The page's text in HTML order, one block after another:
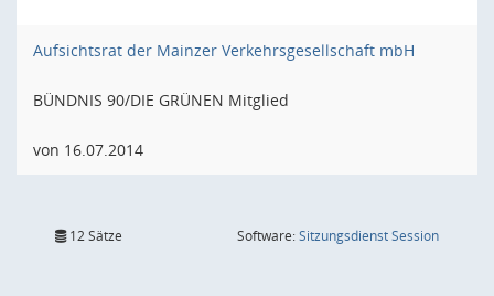
Aufsichtsrat der Mainzer Verkehrsgesellschaft mbH
BÜNDNIS 90/DIE GRÜNEN Mitglied
von 16.07.2014
12 Sätze Software:SitzungsdienstSession(Wird in